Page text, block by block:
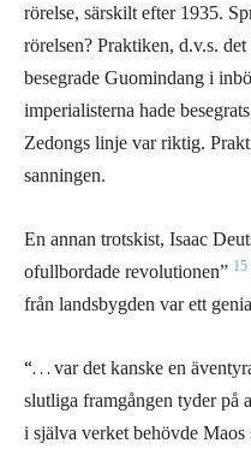
rörelse, särskilt efter 1935.
rörelsen? Praktiken, d.v.s.
besegrade Guomindang i
imperialisterna hade
Zedongs linje var riktig.
sanningen.
En annan trotskist, Isaac
ofullbordade revolutionen” 15
från landsbygden var ett
“… var det kanske en
slutliga framgången tyder på
i själva verket behövde Maos